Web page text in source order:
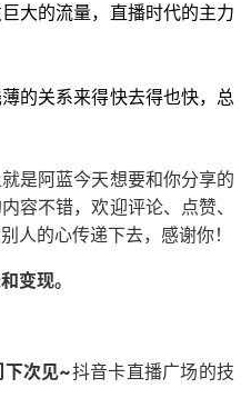
大的流量，直播时代的主力
的关系来得快去得也快，总
是阿蓝今天想要和你分享的
容不错，欢迎评论、点赞、
人的心传递下去，感谢你！
变现。
下次见~抖音卡直播广场的技